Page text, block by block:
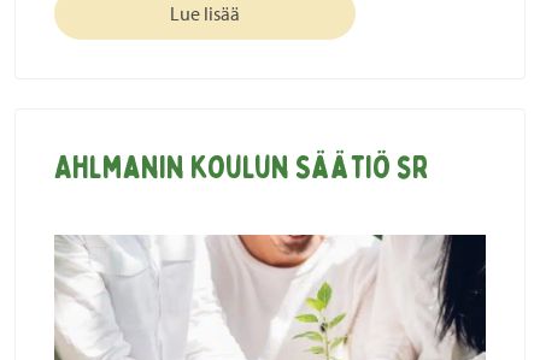
Lue lisää
Ahlmanin koulun Säätiö sr